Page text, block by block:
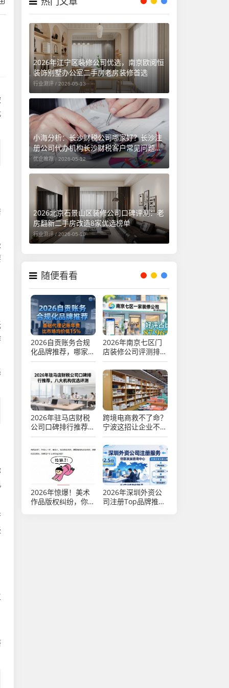
2026年江宁区装修公司优选，南京欧阅恒
装饰别墅办公室二手房老房装修首选
行业测评 / 2026-05-13
小海分析：长沙财税公司哪家好？长沙注
册公司代办机构长沙财税客户常见问题汇
总（长沙勤和财务专属解答）
优企推荐 / 2026-05-12
2026北京石景山区装修公司口碑评测：老
房翻新二手房改造8家优选榜单
行业测评 /2026-05-10
随便看看
2026自贡账务合规
化品牌推荐，哪家最
靠谱？
2026年南京七区门
店装修公司评测排行
TOP7推荐哪家好
2026年驻马店财税
公司口碑排行推荐，
八大机构优选评测
跨境电商救不了命？
宁波这招让企业不再
怕平台跑路
2026年惊爆！美术
作品版权纠纷，你知
2026年深圳外资公
司注册Top品牌推